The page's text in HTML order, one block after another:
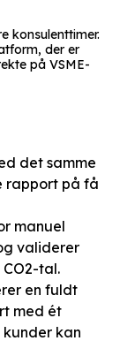
konsulenttimer.
der er
på VSME-
det samme
rapport på få
manuel
validerer
tal.
en fuldt
med ét
kunder kan